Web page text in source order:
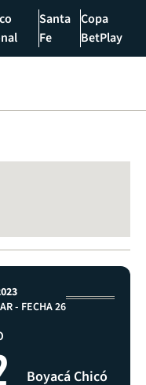
Santa
Fe
Copa
BetPlay
- FECHA 26
Boyacá Chicó